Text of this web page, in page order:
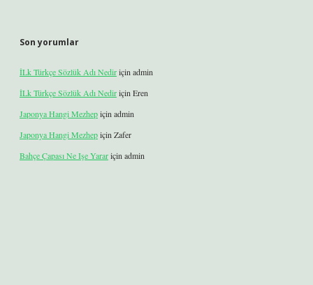
Son yorumlar
İLk Türkçe Sözlük Adı Nediriçin admin
İLk Türkçe Sözlük Adı Nediriçin Eren
Japonya Hangi Mezhepiçin admin
Japonya Hangi Mezhepiçin Zafer
Bahçe Çapası Ne Işe Yarariçin admin